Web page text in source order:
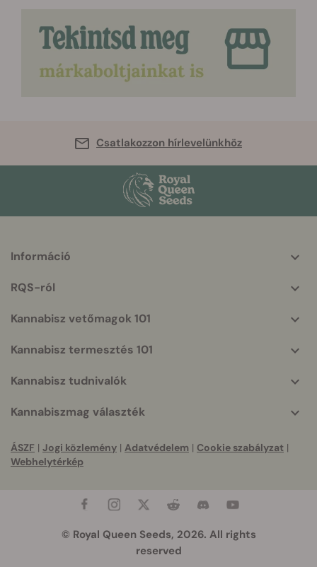
Csatlakozzon hírlevelünkhöz
info
Információ
RQS-ról
Kannabisz vetőmagok 101
Kannabisz termesztés 101
Kannabisz tudnivalók
Kannabiszmag választék
ÁSZF | Jogi közlemény | Adatvédelem | Cookie szabályzat |
Webhelytérkép
© Royal Queen Seeds, 2026. All rights
reserved